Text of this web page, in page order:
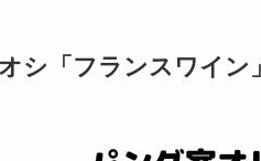
シ「フランスワイン